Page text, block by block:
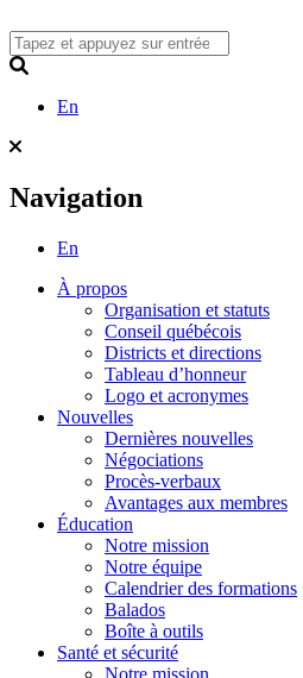
to
content
En
Navigation
En
À propos
Organisation et statuts
Conseil québécois
Districts et directions
Tableau d’honneur
Logo et acronymes
Nouvelles
Dernières nouvelles
Négociations
Procès-verbaux
Avantages aux membres
Éducation
Notre mission
Notre équipe
Calendrier des formations
Balados
Boîte à outils
Santé et sécurité
Notre mission